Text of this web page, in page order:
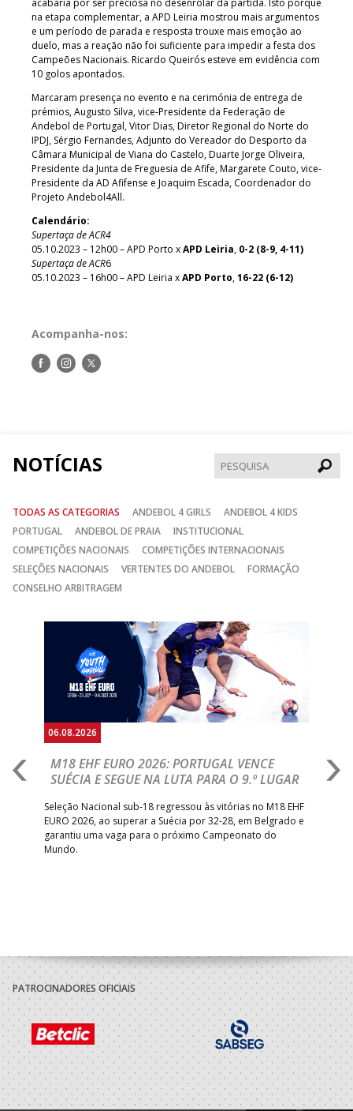
na etapa complementar, a APD Leiria mostrou mais argumentos
e um período de parada e resposta trouxe mais emoção ao
duelo, mas a reação não foi suficiente para impedir a festa dos
Campeões Nacionais. Ricardo Queirós esteve em evidência com
10 golos apontados.
Marcaram presença no evento e na cerimónia de entrega de
prémios, Augusto Silva, vice-Presidente da Federação de
Andebol de Portugal, Vitor Dias, Diretor Regional do Norte do
IPDJ, Sérgio Fernandes, Adjunto do Vereador do Desporto da
Câmara Municipal de Viana do Castelo, Duarte Jorge Oliveira,
Presidente da Junta de Freguesia de Afife, Margarete Couto, vice-
Presidente da AD Afifense e Joaquim Escada, Coordenador do
Projeto Andebol4All.
Calendário:
Supertaça de ACR4
05.10.2023 – 12h00 – APD Porto xAPD Leiria, 0-2 (8-9, 4-11)
Supertaça de ACR6
05.10.2023 – 16h00 – APD Leiria xAPD Porto,16-22 (6-12)
Acompanha-nos:
Siga-Siga-Siga-
NOTÍCIAS
TODAS AS CATEGORIAS ANDEBOL 4 GIRLS
ANDEBOL 4 KIDS
PORTUGAL
ANDEBOL DE PRAIA
INSTITUCIONAL
COMPETIÇÕES NACIONAIS
COMPETIÇÕES INTERNACIONAIS
SELEÇÕES NACIONAIS
VERTENTES DO ANDEBOL
FORMAÇÃO
CONSELHO ARBITRAGEM
06.08.2026
M18 EHF EURO 2026: PORTUGAL VENCE
SUÉCIA E SEGUE NA LUTA PARA O 9.º LUGAR
Seleção Nacional sub-18 regressou às vitórias no M18 EHF
EURO 2026, ao superar a Suécia por 32-28, em Belgrado e
garantiu uma vaga para o próximo Campeonato do
Mundo.
PATROCINADORES OFICIAIS